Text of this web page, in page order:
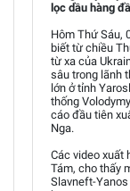
lọc dầu hàng
Hôm Thứ Sáu,
biết từ chiều
từ xa của
sâu trong lãnh
lớn ở tỉnh
thống
cáo đầu tiên
Nga.
Các video xuất
Tám, cho thấy
Slavneft-